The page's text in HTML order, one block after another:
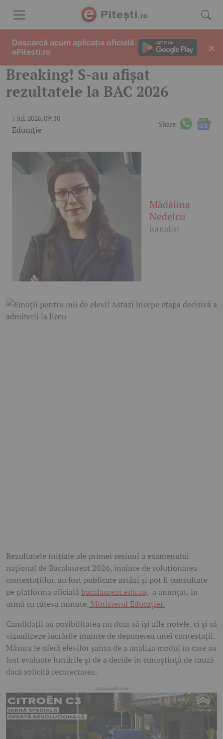
Breaking! S-au afișat
rezultatele la BAC 2026
7 iul. 2026, 09:10
Educație
Share
Mădălina
Nedelcu
jurnalist
Rezultatele inițiale ale primei sesiuni a examenului
național de Bacalaureat 2026, înainte de soluționarea
contestațiilor, au fost publicate astăzi și pot fi consultate
pe platforma oficială bacalaureat.edu.ro, a anunțat, în
urmă cu câteva minute, Ministerul Educației.
Candidații au posibilitatea nu doar să își afle notele, ci și să
vizualizeze lucrările înainte de depunerea unei contestații.
Măsura le oferă elevilor șansa de a analiza modul în care au
fost evaluate lucrările și de a decide în cunoștință de cauză
dacă solicită recorectarea.
Descarcă acum aplicația oficială
ePitesti.ro
×